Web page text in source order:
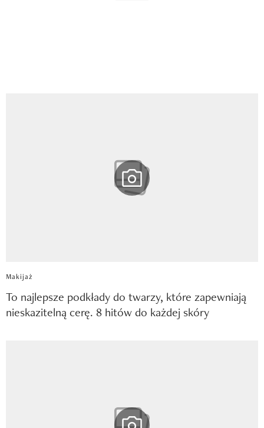
Makijaż
To najlepsze podkłady do twarzy, które zapewniają
nieskazitelną cerę. 8 hitów do każdej skóry